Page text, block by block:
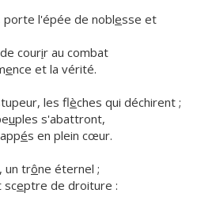
porte l'épée de noblesse et
courir au combat
ence et la vérité.
les flèches qui déchirent ;
uples s'abattront,
és en plein cœur.
un trône éternel ;
sceptre de droiture :